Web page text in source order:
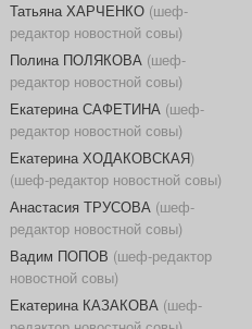
Татьяна ХАРЧЕНКО(шеф-
редактор новостной совы)
Полина ПОЛЯКОВА (шеф-
редактор новостной совы)
Екатерина САФЕТИНА (шеф-
редактор новостной совы)
Екатерина ХОДАКОВСКАЯ)
(шеф-редактор новостной совы)
Анастасия ТРУСОВА (шеф-
редактор новостной совы)
Вадим ПОПОВ (шеф-редактор
новостной совы)
Екатерина КАЗАКОВА (шеф-